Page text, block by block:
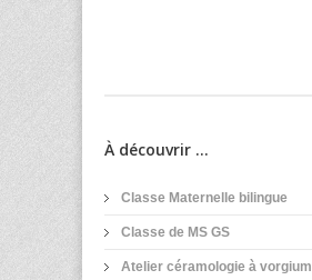
À découvrir ...
Classe Maternelle bilingue
Classe de MS GS
Atelier céramologie à vorgium